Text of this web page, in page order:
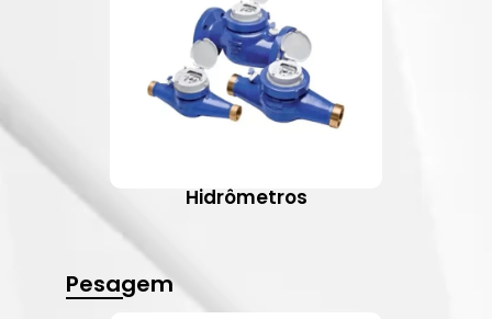
Hidrômetros
Pesagem